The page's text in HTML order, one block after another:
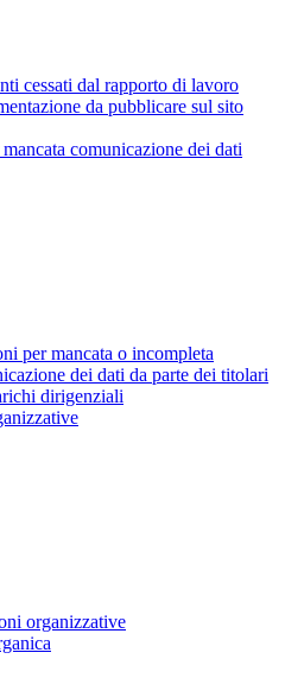
cessati dal rapporto di lavoro
da pubblicare sul sito
comunicazione dei dati
per mancata o incompleta
dei dati da parte dei titolari
dirigenziali
organizzative